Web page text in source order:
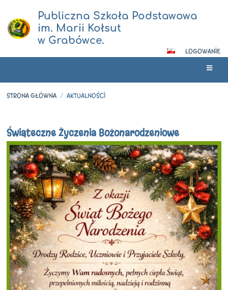
Publiczna Szkoła Podstawowa
im. Marii Kołsut
w Grabówce.
LOGOWANIE
STRONA GŁÓWNA / AKTUALNOŚCI
Świąteczne Życzenia Bożonarodzeniowe